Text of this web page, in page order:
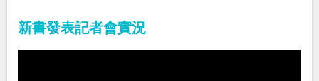
新書發表記者會實況